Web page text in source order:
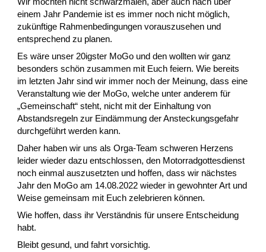
einem Jahr Pandemie ist es immer noch nicht möglich,
zukünftige Rahmenbedingungen vorauszusehen und
entsprechend zu planen.
Es wäre unser 20igster MoGo und den wollten wir ganz
besonders schön zusammen mit Euch feiern. Wie bereits
im letzten Jahr sind wir immer noch der Meinung, dass eine
Veranstaltung wie der MoGo, welche unter anderem für
„Gemeinschaft“ steht, nicht mit der Einhaltung von
Abstandsregeln zur Eindämmung der Ansteckungsgefahr
durchgeführt werden kann.
Daher haben wir uns als Orga-Team schweren Herzens
leider wieder dazu entschlossen, den Motorradgottesdienst
noch einmal auszusetzten und hoffen, dass wir nächstes
Jahr den MoGo am 14.08.2022 wieder in gewohnter Art und
Weise gemeinsam mit Euch zelebrieren können.
Wie hoffen, dass ihr Verständnis für unsere Entscheidung
habt.
Bleibt gesund, und fahrt vorsichtig.